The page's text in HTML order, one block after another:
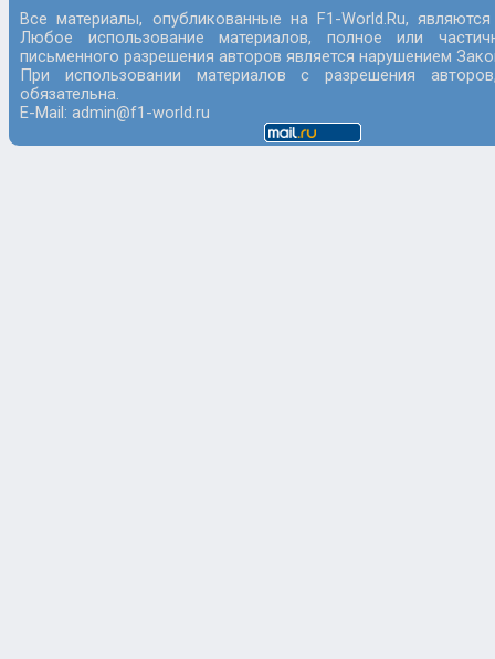
Все материалы, опубликованные на F1-World.Ru,
Любое использование материалов, полное или
письменного разрешения авторов является нарушением
При использовании материалов с разрешения
обязательна.
E-Mail: admin@f1-world.ru